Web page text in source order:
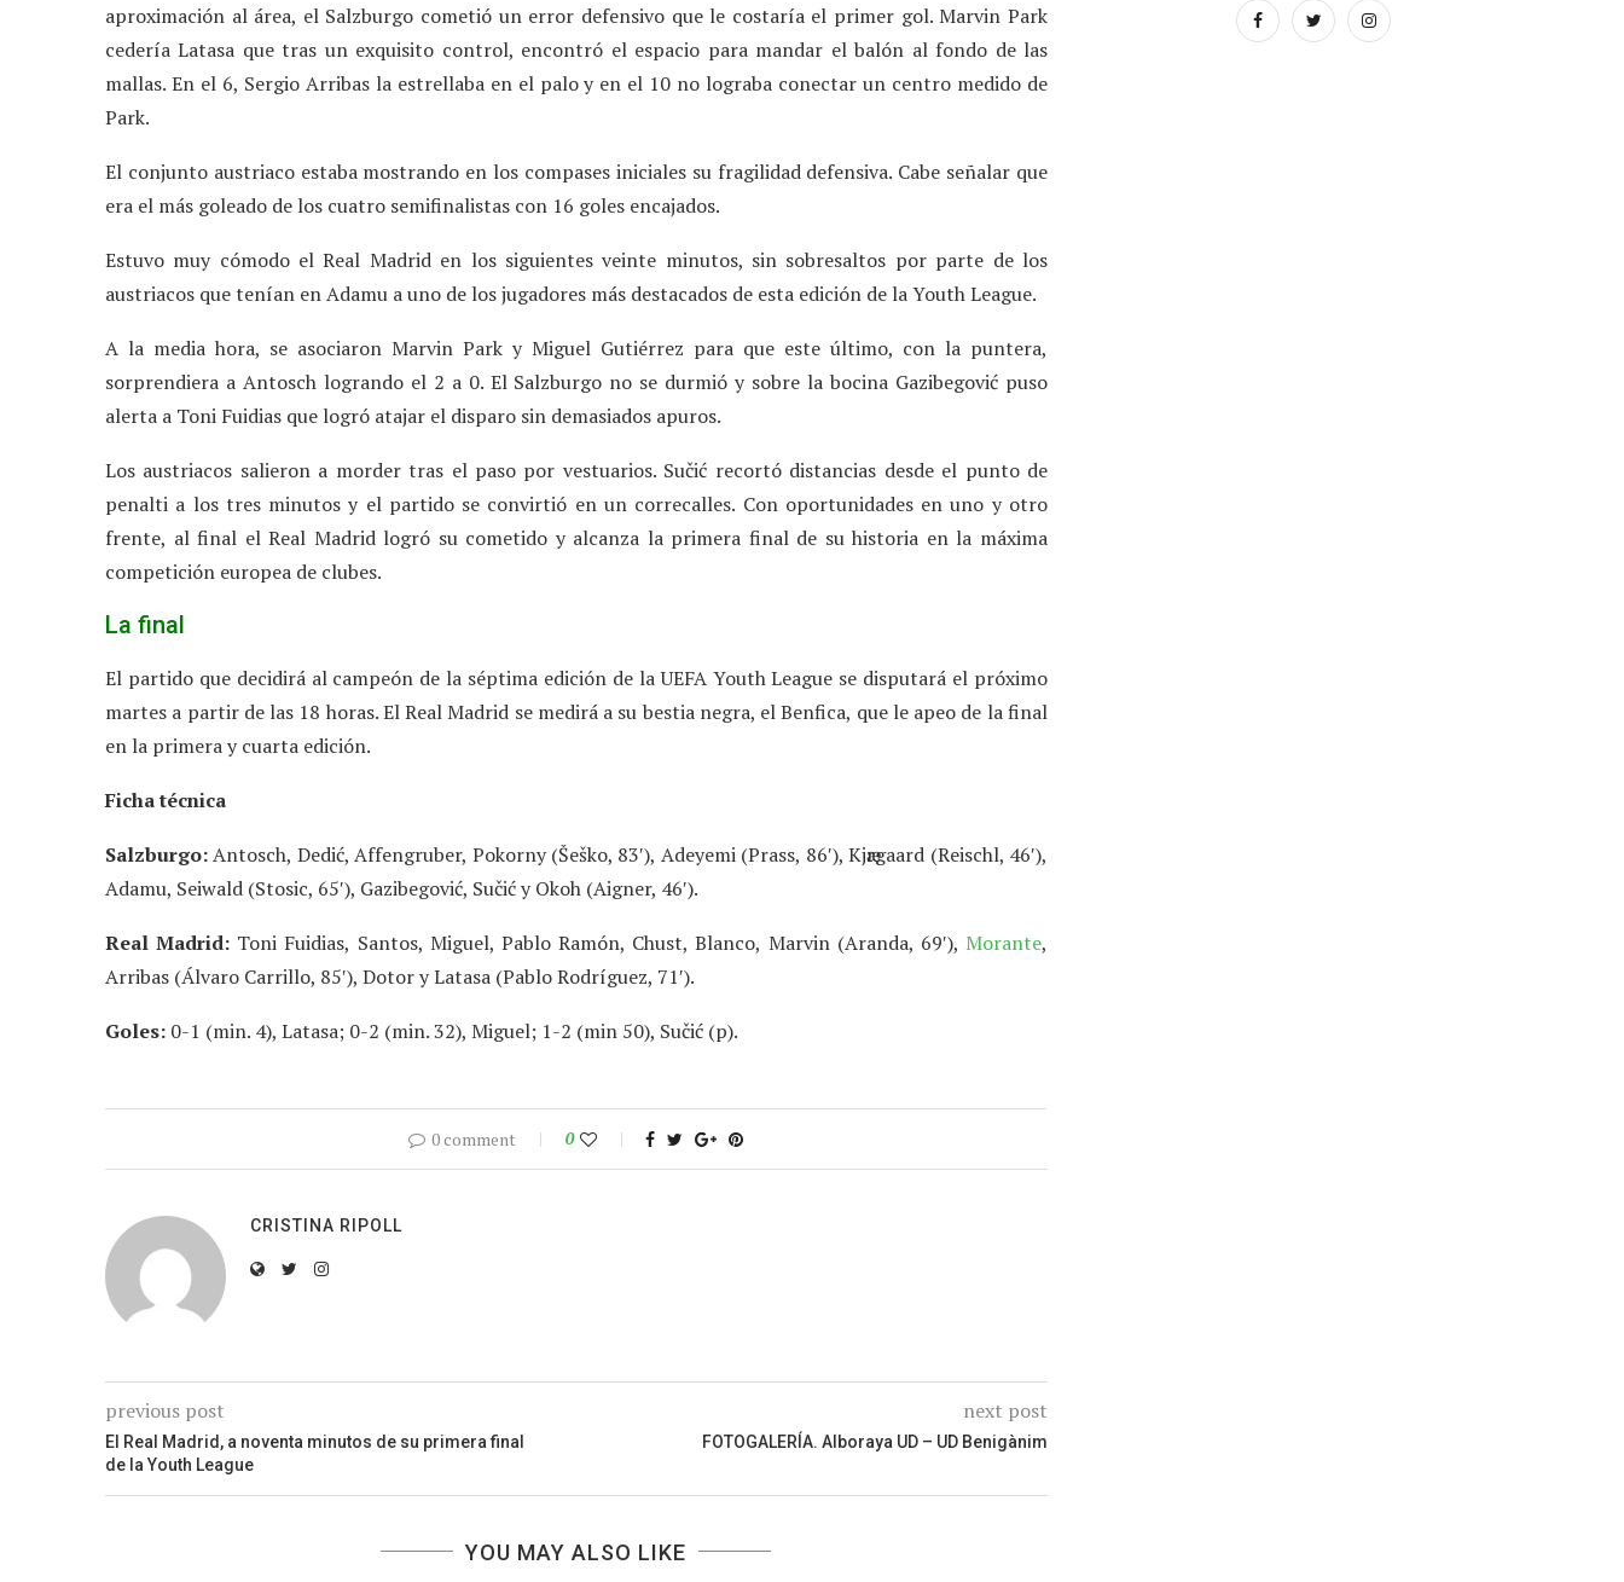
aproximación al área, el Salzburgo cometió un error defensivo que le costaría el primer gol. Marvin Park
cedería Latasa que tras un exquisito control, encontró el espacio para mandar el balón al fondo de las
mallas. En el 6, Sergio Arribas la estrellaba en el palo y en el 10 no lograba conectar un centro medido de
Park.
El conjunto austriaco estaba mostrando en los compases iniciales su fragilidad defensiva. Cabe señalar que
era el más goleado de los cuatro semifinalistas con 16 goles encajados.
Estuvo muy cómodo el Real Madrid en los siguientes veinte minutos, sin sobresaltos por parte de los
austriacos que tenían en Adamu a uno de los jugadores más destacados de esta edición de la Youth League.
A la media hora, se asociaron Marvin Park y Miguel Gutiérrez para que este último, con la puntera,
sorprendiera a Antosch logrando el 2 a 0. El Salzburgo no se durmió y sobre la bocina Gazibegović puso
alerta a Toni Fuidias que logró atajar el disparo sin demasiados apuros.
Los austriacos salieron a morder tras el paso por vestuarios. Sučić recortó distancias desde el punto de
penalti a los tres minutos y el partido se convirtió en un correcalles. Con oportunidades en uno y otro
frente, al final el Real Madrid logró su cometido y alcanza la primera final de su historia en la máxima
competición europea de clubes.
La final
El partido que decidirá al campeón de la séptima edición de la UEFA Youth League se disputará el próximo
martes a partir de las 18 horas. El Real Madrid se medirá a su bestia negra, el Benfica, que le apeo de la final
en la primera y cuarta edición.
Ficha técnica
Salzburgo:Antosch, Dedić, Affengruber, Pokorny (Šeško, 83′), Adeyemi (Prass, 86′), Kjӕrgaard (Reischl, 46′),
Adamu, Seiwald (Stosic, 65′), Gazibegović, Sučić y Okoh (Aigner, 46′).
Real Madrid: Toni Fuidias, Santos, Miguel, Pablo Ramón, Chust, Blanco, Marvin (Aranda, 69′), Morante,
Arribas (Álvaro Carrillo, 85′), Dotor y Latasa (Pablo Rodríguez, 71′).
Goles: 0-1 (min. 4), Latasa; 0-2 (min. 32), Miguel; 1-2 (min 50), Sučić (p).
0 comment 0
CRISTINA RIPOLL
previous post
El Real Madrid, a noventa minutos de su primera final
de la Youth League
next post
FOTOGALERÍA. Alboraya UD – UD Benigànim
YOU MAY ALSO LIKE